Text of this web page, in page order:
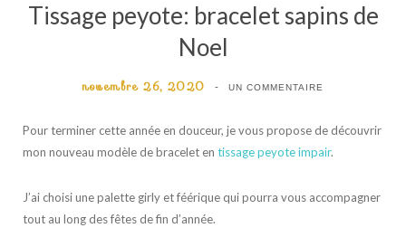
Tissage peyote: bracelet sapins de
Noel
novembre 26, 2020 UN COMMENTAIRE
Pour terminer cette année en douceur, je vous propose de découvrir
mon nouveau modèle de bracelet en tissage peyote impair.
J’ai choisi une palette girly et féérique qui pourra vous accompagner
tout au long des fêtes de fin d’année.